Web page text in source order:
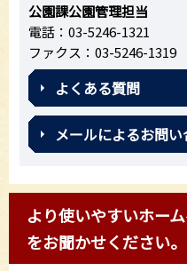
公園課公園管理担当
電話：03-5246-1321
ファクス：03-5246-1319
よくある質問
メールによるお問い
より使いやすいホー
をお聞かせください。